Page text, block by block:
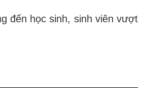
đến học sinh, sinh viên vượt